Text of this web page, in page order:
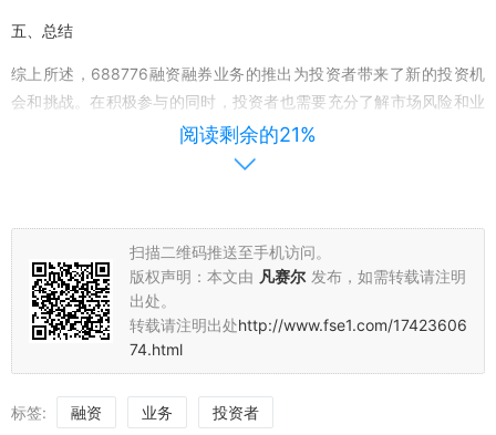
五、总结
综上所述，688776融资融券业务的推出为投资者带来了新的投资机
会和挑战。在积极参与的同时，投资者也需要充分了解市场风险和业
务规则，制定合理的投资策略。未来，随着市场的不断发展和投资者
对多元化投资工具的需求增加，融资融券业务有望成为资本市场的一
六、展望未来
展望未来，我们相信融资融券业务将继续在资本市场上发挥重要作
用。随着市场的不断发展和创新，更多的公司和投资者将参与到这一
业务中，为市场带来更多的活力和机遇。同时，监管部门也将加强监
管力度，确保市场的稳定和健康发展。
总之，688776融资融券业务的推出为投资者提供了新的投资选择和
机会。在合理控制风险的前提下，积极参与这一业务将有助于投资者
阅读剩余的21%
扫描二维码推送至手机访问。
版权声明：本文由 凡赛尔 发布，如需转载请注明
出处。
转载请注明出处http://www.fse1.com/17423606
74.html
标签: 融资 业务 投资者